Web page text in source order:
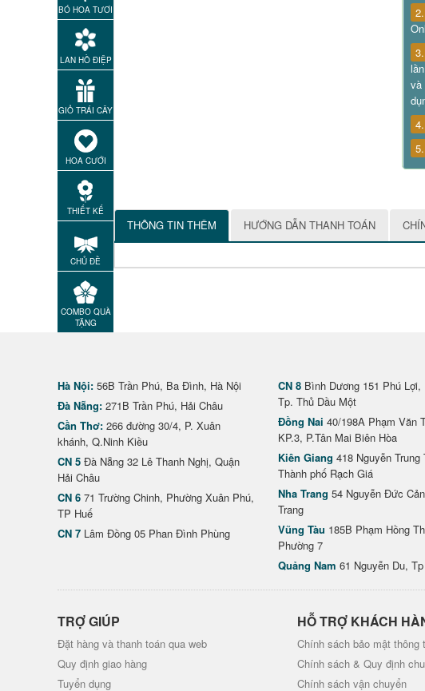
BÓ HOA TƯƠI
LAN HỒ ĐIỆP
GIỎ TRÁI CÂY
HOA CƯỚI
THIẾT KẾ
CHỦ ĐỀ
COMBO QUÀ
TẶNG
2.
3.
và
4.
5.
THÔNG TIN THÊM HƯỚNG DẪN THANH TOÁN
Hà Nội: 56B Trần Phú, Ba Đình, Hà Nội
Đà Nẵng: 271B Trần Phú, Hải Châu
Cần Thơ: 266 đường 30/4, P. Xuân
khánh, Q.Ninh Kiều
CN 5 Đà Nẵng 32 Lê Thanh Nghị, Quận
Hải Châu
CN 6 71 Trường Chinh, Phường Xuân Phú,
TP Huế
CN 7 Lâm Đồng 05 Phan Đình Phùng
CN 8 Bình Dương 151 Phú Lợi,
Tp. Thủ Dầu Một
Đồng Nai 40/198A Phạm Văn
KP.3, P.Tân Mai Biên Hòa
Kiên Giang 418 Nguyễn Trung
Thành phố Rạch Giá
Nha Trang 54 Nguyễn Đức
Trang
Vũng Tàu 185B Phạm Hồng
Phường 7
Quảng Nam 61 Nguyễn Du,
TRỢ GIÚP
Đặt hàng và thanh toán qua web
Quy định giao hàng
Tuyển dụng
HỖ TRỢ KHÁCH
Chính sách bảo mật thông
Chính sách & Quy định
Chính sách vận chuyển